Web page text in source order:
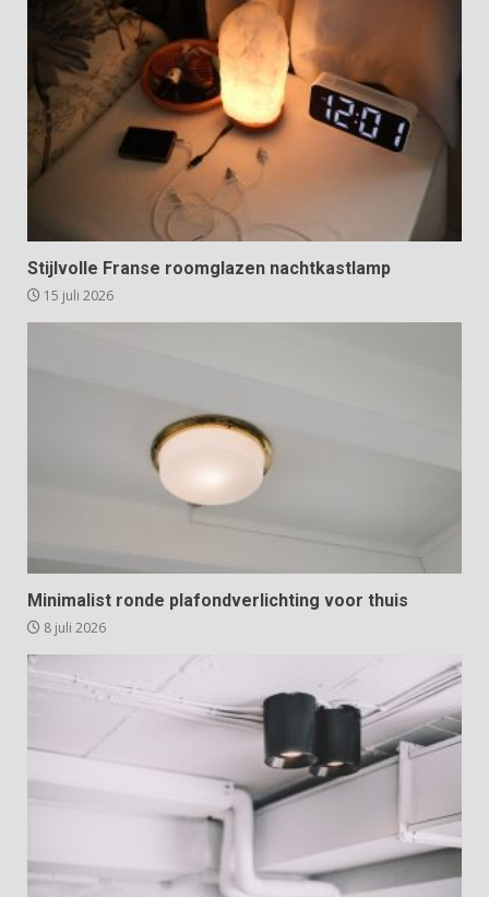
Stijlvolle Franse roomglazen nachtkastlamp
15 juli 2026
Minimalist ronde plafondverlichting voor thuis
8 juli 2026